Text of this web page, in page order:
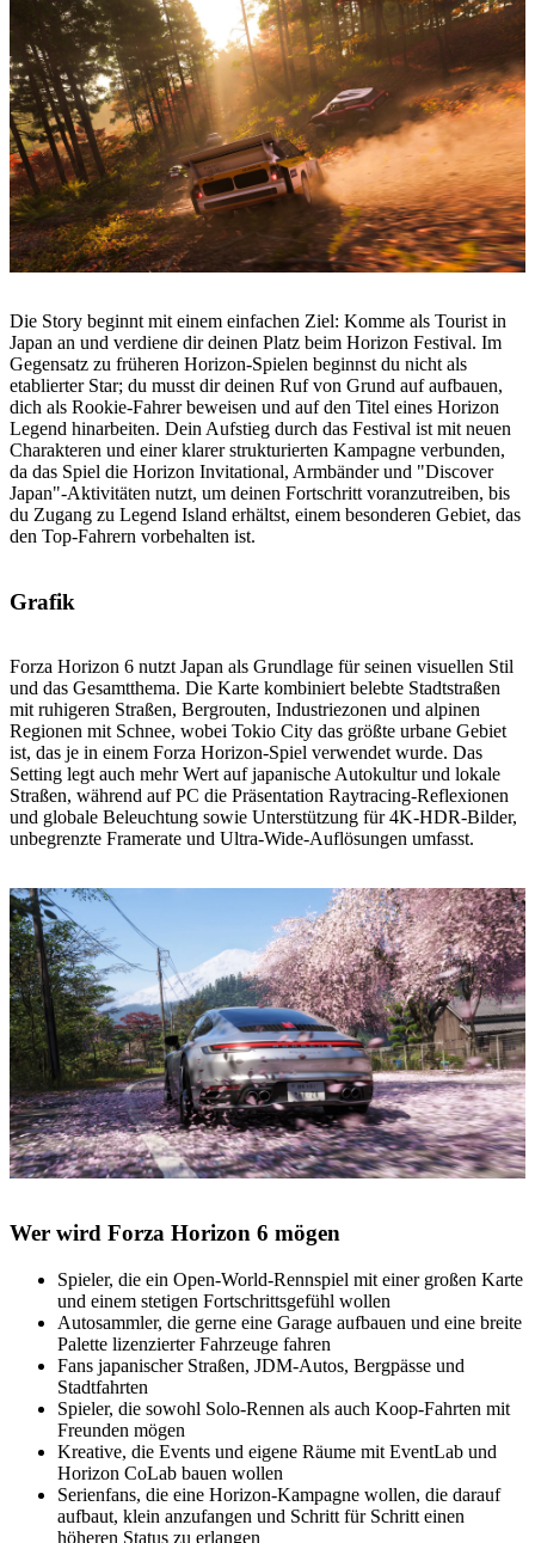
Die Story beginnt mit einem einfachen Ziel: Komme als Tourist in
Japan an und verdiene dir deinen Platz beim Horizon Festival. Im
Gegensatz zu früheren Horizon-Spielen beginnst du nicht als
etablierter Star; du musst dir deinen Ruf von Grund auf aufbauen,
dich als Rookie-Fahrer beweisen und auf den Titel eines Horizon
Legend hinarbeiten. Dein Aufstieg durch das Festival ist mit neuen
Charakteren und einer klarer strukturierten Kampagne verbunden,
da das Spiel die Horizon Invitational, Armbänder und "Discover
Japan"-Aktivitäten nutzt, um deinen Fortschritt voranzutreiben, bis
du Zugang zu Legend Island erhältst, einem besonderen Gebiet, das
den Top-Fahrern vorbehalten ist.
Grafik
Forza Horizon 6 nutzt Japan als Grundlage für seinen visuellen Stil
und das Gesamtthema. Die Karte kombiniert belebte Stadtstraßen
mit ruhigeren Straßen, Bergrouten, Industriezonen und alpinen
Regionen mit Schnee, wobei Tokio City das größte urbane Gebiet
ist, das je in einem Forza Horizon-Spiel verwendet wurde. Das
Setting legt auch mehr Wert auf japanische Autokultur und lokale
Straßen, während auf PC die Präsentation Raytracing-Reflexionen
und globale Beleuchtung sowie Unterstützung für 4K-HDR-Bilder,
unbegrenzte Framerate und Ultra-Wide-Auflösungen umfasst.
Wer wird Forza Horizon 6 mögen
Spieler, die ein Open-World-Rennspiel mit einer großen Karte
und einem stetigen Fortschrittsgefühl wollen
Autosammler, die gerne eine Garage aufbauen und eine breite
Palette lizenzierter Fahrzeuge fahren
Fans japanischer Straßen, JDM-Autos, Bergpässe und
Stadtfahrten
Spieler, die sowohl Solo-Rennen als auch Koop-Fahrten mit
Freunden mögen
Kreative, die Events und eigene Räume mit EventLab und
Horizon CoLab bauen wollen
Serienfans, die eine Horizon-Kampagne wollen, die darauf
aufbaut, klein anzufangen und Schritt für Schritt einen
höheren Status zu erlangen